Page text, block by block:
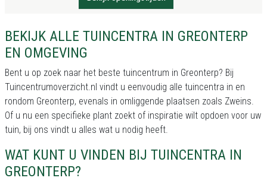
BEKIJK ALLE TUINCENTRA IN GREONTERP
EN OMGEVING
Bent u op zoek naar het beste tuincentrum in Greonterp? Bij
Tuincentrumoverzicht.nl vindt u eenvoudig alle tuincentra in en
rondom Greonterp, evenals in omliggende plaatsen zoals Zweins.
Of u nu een specifieke plant zoekt of inspiratie wilt opdoen voor uw
tuin, bij ons vindt u alles wat u nodig heeft.
WAT KUNT U VINDEN BIJ TUINCENTRA IN
GREONTERP?